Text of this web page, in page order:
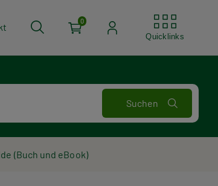
0
Quicklinks
(Buch und eBook)